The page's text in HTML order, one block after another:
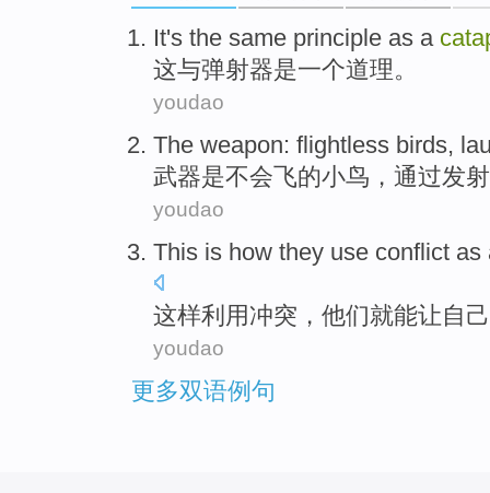
It's the same principle as a
这与弹射器是一个道理。
youdao
The weapon: flightless birds,
武器是不会飞的小鸟， 通过发
youdao
This is how they use conflict as
这样利用 冲突 ， 他们就能让自
youdao
更多双语例句